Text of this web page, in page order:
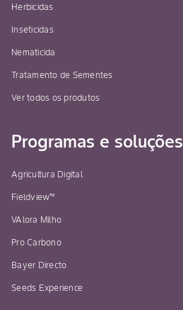
Herbicidas
Inseticidas
Nematicida
Tratamento de Sementes
Ver todos os produtos
Programas e soluções
Agricultura Digital
Fieldview™
VAlora Milho
Pro Carbono
Bayer Directo
Seeds Experience